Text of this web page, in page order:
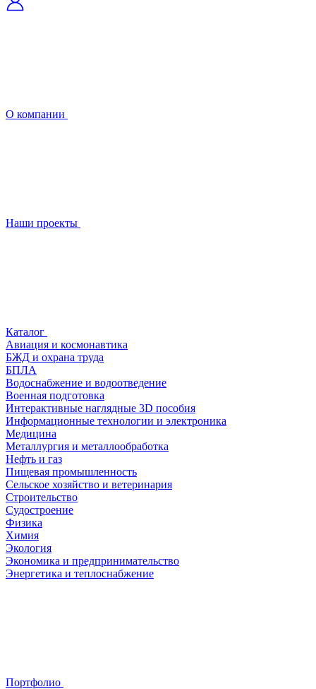
О компании
Наши проекты
Каталог
Авиация и космонавтика
БЖД и охрана труда
БПЛА
Водоснабжение и водоотведение
Военная подготовка
Интерактивные наглядные 3D пособия
Информационные технологии и электроника
Медицина
Металлургия и металлообработка
Нефть и газ
Пищевая промышленность
Сельское хозяйство и ветеринария
Строительство
Судостроение
Физика
Химия
Экология
Экономика и предпринимательство
Энергетика и теплоснабжение
Портфолио